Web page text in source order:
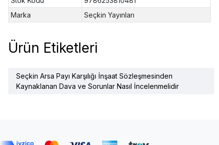
Marka
Seçkin Yayınları
Ürün Etiketleri
Seçkin Arsa Payı Karşılığı İnşaat Sözleşmesinden
Kaynaklanan Dava ve Sorunlar Nasıl İncelenmelidir